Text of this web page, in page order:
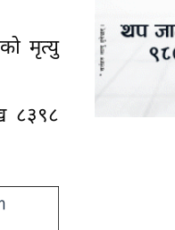
मृत्यु
८३९८